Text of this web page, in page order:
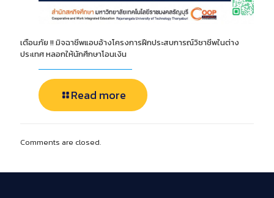
เตือนภัย !! มิจฉาชีพแอบอ้างโครงการฝึกประสบการณ์วิชาชีพในต่าง
ประเทศ หลอกให้นักศึกษาโอนเงิน
Read more
Comments are closed.